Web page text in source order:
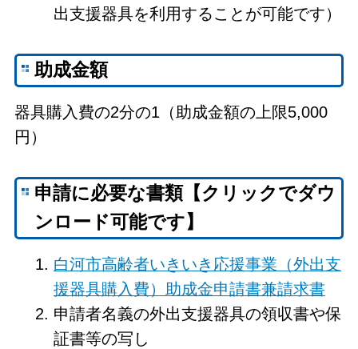
出支援器具を利用することが可能です）
助成金額
器具購入費の2分の1（助成金額の上限5,000
円）
申請に必要な書類【クリックでダウ
ンロード可能です】
白河市高齢者いきいき応援事業（外出支
援器具購入費）助成金申請書兼請求書
申請者名義の外出支援器具の領収書や保
証書等の写し